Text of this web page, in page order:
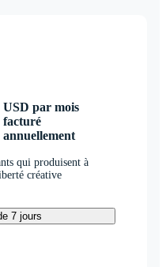
USD par mois
facturé
annuellement
qui produisent à
créative
7 jours